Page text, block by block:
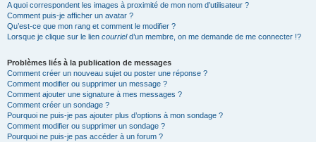
A quoi correspondent les images à proximité de mon nom d’utilisateur ?
Comment puis-je afficher un avatar ?
Qu’est-ce que mon rang et comment le modifier ?
Lorsque je clique sur le lien courrield’un membre, on me demande de me connecter !?
Problèmes liés à la publication de messages
Comment créer un nouveau sujet ou poster une réponse ?
Comment modifier ou supprimer un message ?
Comment ajouter une signature à mes messages ?
Comment créer un sondage ?
Pourquoi ne puis-je pas ajouter plus d’options à mon sondage ?
Comment modifier ou supprimer un sondage ?
Pourquoi ne puis-je pas accéder à un forum ?